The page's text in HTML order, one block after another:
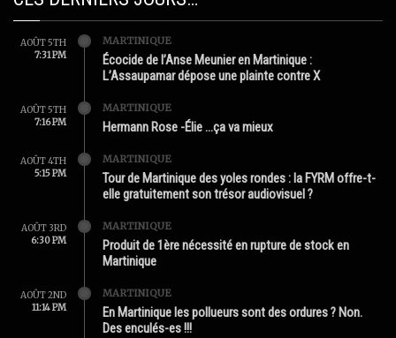
AOÛT 5TH
7:31 PM
MARTINIQUE
Écocide de l’Anse Meunier en Martinique :
L’Assaupamar dépose une plainte contre X
AOÛT 5TH
7:16 PM
MARTINIQUE
Hermann Rose -Élie …ça va mieux
AOÛT 4TH
5:15 PM
MARTINIQUE
Tour de Martinique des yoles rondes : la FYRM offre-t-
elle gratuitement son trésor audiovisuel ?
AOÛT 3RD
6:30 PM
MARTINIQUE
Produit de 1ère nécessité en rupture de stock en
Martinique
AOÛT 2ND
11:14 PM
MARTINIQUE
En Martinique les pollueurs sont des ordures ? Non.
Des enculés-es !!!